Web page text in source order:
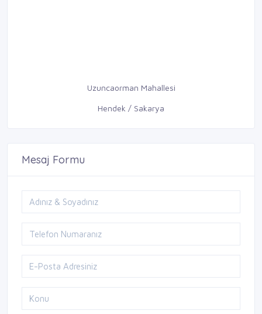
Uzuncaorman Mahallesi
Hendek / Sakarya
Mesaj Formu